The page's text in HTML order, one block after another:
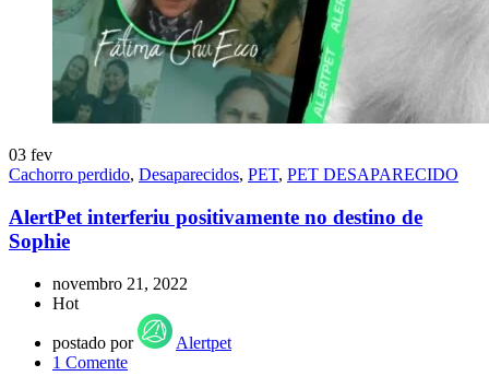
03 fev
Cachorro perdido, Desaparecidos, PET, PET DESAPARECIDO
AlertPet interferiu positivamente no destino de
Sophie
novembro 21, 2022
Hot
postado por
Alertpet
1 Comente